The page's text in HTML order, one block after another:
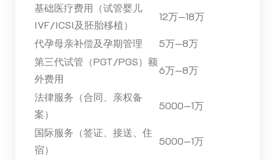
基础医疗费用（试管婴儿
IVF/ICSI及胚胎移植）
12万—18万
代孕母亲补偿及孕期管理
5万—8万
第三代试管（PGT/PGS）额
外费用
6万—8万
法律服务（合同、亲权备
案）
5000—1万
国际服务（签证、接送、住
宿）
5000—1万